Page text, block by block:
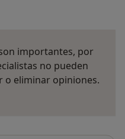
importantes, por
no pueden
o eliminar opiniones.